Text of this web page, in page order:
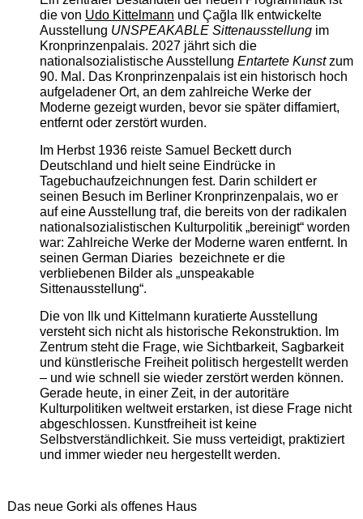
die von Udo Kittelmann und Çağla Ilk entwickelte
Ausstellung UNSPEAKABLE Sittenausstellungim
Kronprinzenpalais. 2027 jährt sich die
nationalsozialistische Ausstellung Entartete Kunstzum
90. Mal. Das Kronprinzenpalais ist ein historisch hoch
aufgeladener Ort, an dem zahlreiche Werke der
Moderne gezeigt wurden, bevor sie später diffamiert,
entfernt oder zerstört wurden.
Im Herbst 1936 reiste Samuel Beckett durch
Deutschland und hielt seine Eindrücke in
Tagebuchaufzeichnungen fest. Darin schildert er
seinen Besuch im Berliner Kronprinzenpalais, wo er
auf eine Ausstellung traf, die bereits von der radikalen
nationalsozialistischen Kulturpolitik „bereinigt“ worden
war: Zahlreiche Werke der Moderne waren entfernt. In
seinen German Diaries bezeichnete er die
verbliebenen Bilder als „unspeakable
Sittenausstellung“.
Die von Ilk und Kittelmann kuratierte Ausstellung
versteht sich nicht als historische Rekonstruktion. Im
Zentrum steht die Frage, wie Sichtbarkeit, Sagbarkeit
und künstlerische Freiheit politisch hergestellt werden
– und wie schnell sie wieder zerstört werden können.
Gerade heute, in einer Zeit, in der autoritäre
Kulturpolitiken weltweit erstarken, ist diese Frage nicht
abgeschlossen. Kunstfreiheit ist keine
Selbstverständlichkeit. Sie muss verteidigt, praktiziert
und immer wieder neu hergestellt werden.
Das neue Gorki als offenes Haus